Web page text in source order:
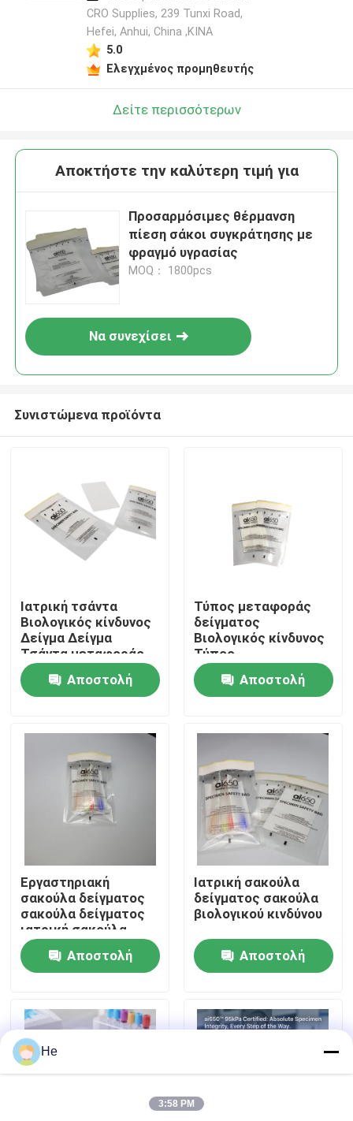
Σπίτι
Βίντεο
Σχετικά με εμάς
Επισκεψή εργοστασίου
Έλεγχος ποιότητας
Ειδήσεις
Ζητήστε μια προσφορά
95Kpa τσάντες
95kPa τσάντα μεταφορών δειγμάτων
CRO Supplies, 239 Tunxi Road,
Hefei, Anhui, China ,ΚΙΝΑ
5.0
Ελεγχμένος προμηθευτής
Δείτε περισσότερων
Αποκτήστε την καλύτερη τιμή για
Προσαρμόσιμες θέρμανση
πίεση σάκοι συγκράτησης με
φραγμό υγρασίας
MOQ： 1800pcs
Να συνεχίσει
Συνιστώμενα προϊόντα
Ιατρική τσάντα
Βιολογικός κίνδυνος
Δείγμα Δείγμα
Τσάντα μεταφοράς
Αποστολή
Τύπος μεταφοράς
δείγματος
Βιολογικός κίνδυνος
Τύπος
εργαστηριακού
δείγματοςΑποστολή
Εργαστηριακή
σακούλα δείγματος
σακούλα δείγματος
ιατρική σακούλα
Αποστολή
Ιατρική σακούλα
δείγματος σακούλα
βιολογικού κινδύνου
Αποστολή
He
3:58 PM